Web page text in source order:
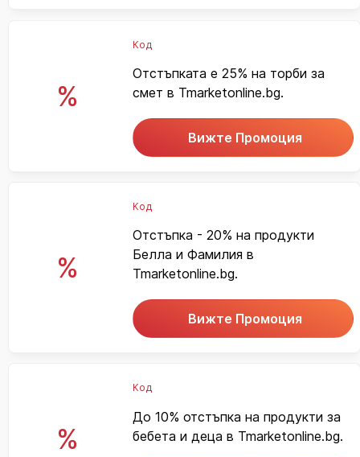
%
Код
Отстъпката е 25% на торби за
смет в Tmarketonline.bg.
Вижте Промоция
%
Код
Отстъпка - 20% на продукти
Белла и Фамилия в
Tmarketonline.bg.
Вижте Промоция
%
Код
До 10% отстъпка на продукти за
бебета и деца в Tmarketonline.bg.